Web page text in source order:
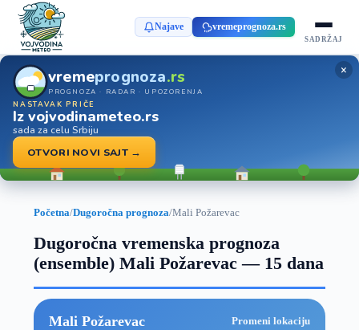
Najave vremeprognoza.rs
SADRŽAJ
vremeprognoza.rs
PROGNOZA · RADAR · UPOZORENJA
NASTAVAK PRIČE
Iz vojvodinameteo.rs
sada za celu Srbiju
OTVORI NOVI SAJT →
×
Početna/Dugoročna prognoza/Mali Požarevac
Dugoročna vremenska prognoza
(ensemble) Mali Požarevac — 15 dana
Mali Požarevac Promeni lokaciju